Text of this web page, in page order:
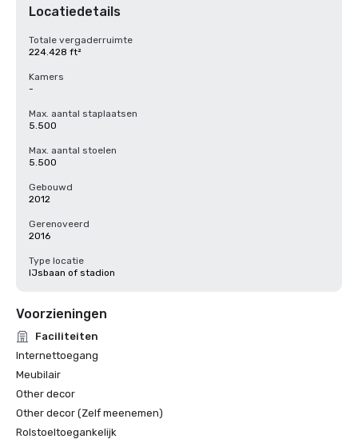
Locatiedetails
Totale vergaderruimte
224.428 ft²
Kamers
-
Max. aantal staplaatsen
5.500
Max. aantal stoelen
5.500
Gebouwd
2012
Gerenoveerd
2016
Type locatie
IJsbaan of stadion
Voorzieningen
Faciliteiten
Internettoegang
Meubilair
Other decor
Other decor (Zelf meenemen)
Rolstoeltoegankelijk